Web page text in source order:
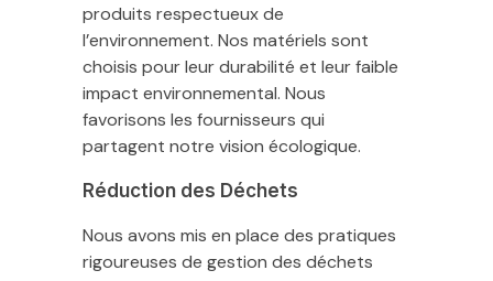
produits respectueux de
l’environnement. Nos matériels sont
choisis pour leur durabilité et leur faible
impact environnemental. Nous
favorisons les fournisseurs qui
partagent notre vision écologique.
Réduction des Déchets
Nous avons mis en place des pratiques
rigoureuses de gestion des déchets